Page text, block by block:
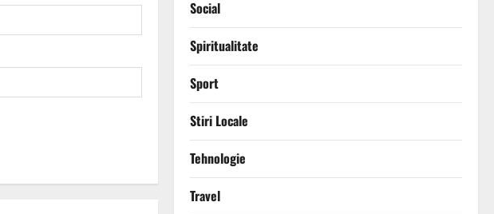
Social
Spiritualitate
Sport
Stiri Locale
Tehnologie
Travel